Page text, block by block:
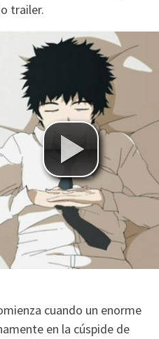
trailer.
cuando un enorme
en la cúspide de